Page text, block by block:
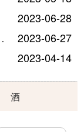
2023-06-28
格及图片
2023-06-27
2023-04-14
酒